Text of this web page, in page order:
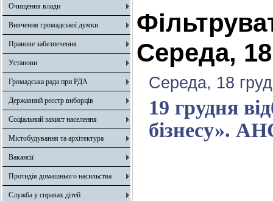
Очищення влади
Вивчення громадської думки
Правове забезпечення
Установи
Громадська рада при РДА
Державний реєстр виборців
Соціальний захист населення
Містобудування та архітектура
Вакансії
Протидія домашнього насильства
Служба у справах дітей
Середа,
Середа, 18
19 грудня
бізнесу».